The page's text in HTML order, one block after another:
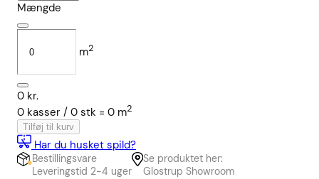
Mængde
m2
0 kr.
0 kasser / 0 stk = 0 m2
Tilføj til kurv
Har du husket spild?
Bestillingsvare
Leveringstid 2-4 uger
Se produktet her:
Glostrup Showroom